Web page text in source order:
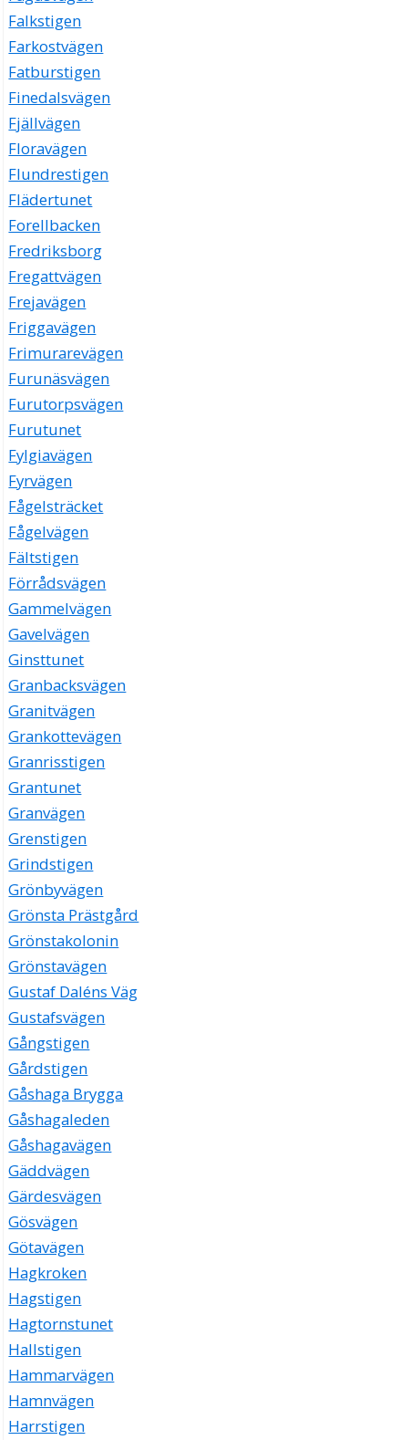
Falkstigen
Farkostvägen
Fatburstigen
Finedalsvägen
Fjällvägen
Floravägen
Flundrestigen
Flädertunet
Forellbacken
Fredriksborg
Fregattvägen
Frejavägen
Friggavägen
Frimurarevägen
Furunäsvägen
Furutorpsvägen
Furutunet
Fylgiavägen
Fyrvägen
Fågelsträcket
Fågelvägen
Fältstigen
Förrådsvägen
Gammelvägen
Gavelvägen
Ginsttunet
Granbacksvägen
Granitvägen
Grankottevägen
Granrisstigen
Grantunet
Granvägen
Grenstigen
Grindstigen
Grönbyvägen
Grönsta Prästgård
Grönstakolonin
Grönstavägen
Gustaf Daléns Väg
Gustafsvägen
Gångstigen
Gårdstigen
Gåshaga Brygga
Gåshagaleden
Gåshagavägen
Gäddvägen
Gärdesvägen
Gösvägen
Götavägen
Hagkroken
Hagstigen
Hagtornstunet
Hallstigen
Hammarvägen
Hamnvägen
Harrstigen